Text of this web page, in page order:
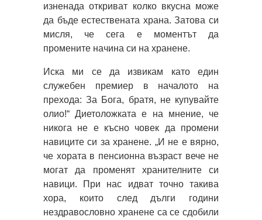
изненада откриват колко вкусна може
да бъде естествената храна. Затова си
мисля, че сега е моментът да
промените начина си на хранене.
Иска ми се да извикам като един
служебен премиер в началото на
прехода: За Бога, братя, не купувайте
олио!“ Диетоложката е на мнение, че
никога не е късно човек да промени
навиците си за хранене. „И не е вярно,
че хората в пенсионна възраст вече не
могат да променят хранителните си
навици. При нас идват точно такива
хора, които след дълги години
нездравословно хранене са се сдобили